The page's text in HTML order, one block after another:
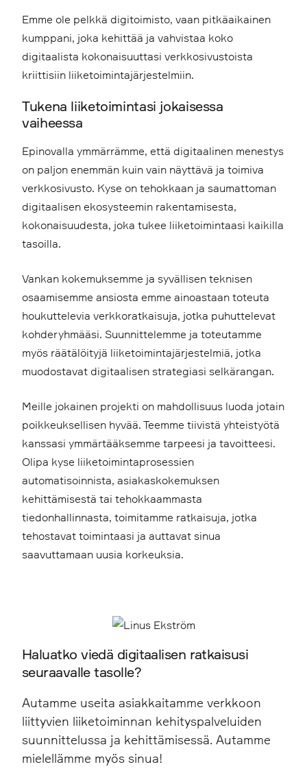
Emme ole pelkkä digitoimisto, vaan pitkäaikainen
kumppani, joka kehittää ja vahvistaa koko
digitaalista kokonaisuuttasi verkkosivustoista
kriittisiin liiketoimintajärjestelmiin.
Tukena liiketoimintasi jokaisessa
vaiheessa
Epinovalla ymmärrämme, että digitaalinen menestys
on paljon enemmän kuin vain näyttävä ja toimiva
verkkosivusto. Kyse on tehokkaan ja saumattoman
digitaalisen ekosysteemin rakentamisesta,
kokonaisuudesta, joka tukee liiketoimintaasi kaikilla
tasoilla.
Vankan kokemuksemme ja syvällisen teknisen
osaamisemme ansiosta emme ainoastaan toteuta
houkuttelevia verkkoratkaisuja, jotka puhuttelevat
kohderyhmääsi. Suunnittelemme ja toteutamme
myös räätälöityjä liiketoimintajärjestelmiä, jotka
muodostavat digitaalisen strategiasi selkärangan.
Meille jokainen projekti on mahdollisuus luoda jotain
poikkeuksellisen hyvää. Teemme tiivistä yhteistyötä
kanssasi ymmärtääksemme tarpeesi ja tavoitteesi.
Olipa kyse liiketoimintaprosessien
automatisoinnista, asiakaskokemuksen
kehittämisestä tai tehokkaammasta
tiedonhallinnasta, toimitamme ratkaisuja, jotka
tehostavat toimintaasi ja auttavat sinua
saavuttamaan uusia korkeuksia.
Haluatko viedä digitaalisen ratkaisusi
seuraavalle tasolle?
Autamme useita asiakkaitamme verkkoon
liittyvien liiketoiminnan kehityspalveluiden
suunnittelussa ja kehittämisessä. Autamme
mielellämme myös sinua!